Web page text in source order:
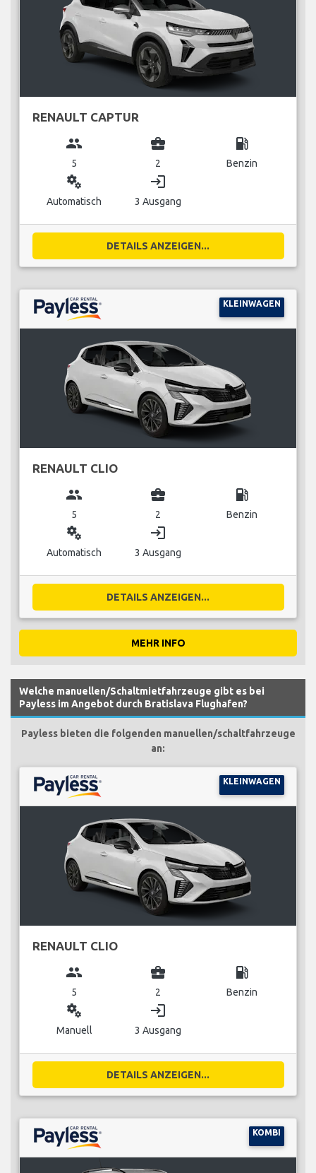
RENAULT CAPTUR
group
5
business_center
2
local_gas_station
Benzin
miscellaneous_services
Automatisch
login
3 Ausgang
DETAILS ANZEIGEN...
KLEINWAGEN
RENAULT CLIO
group
5
business_center
2
local_gas_station
Benzin
miscellaneous_services
Automatisch
login
3 Ausgang
DETAILS ANZEIGEN...
MEHR INFO
Welche manuellen/Schaltmietfahrzeuge gibt es bei
Payless im Angebot durch Bratislava Flughafen?
Payless bieten die folgenden manuellen/schaltfahrzeuge
an:
KLEINWAGEN
RENAULT CLIO
group
5
business_center
2
local_gas_station
Benzin
miscellaneous_services
Manuell
login
3 Ausgang
DETAILS ANZEIGEN...
KOMBI